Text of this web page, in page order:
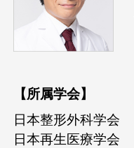
【所属学会】
日本整形外科学会
日本再生医療学会